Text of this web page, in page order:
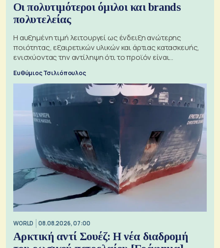
Οι πολυτιμότεροι όμιλοι και brands
πολυτελείας
Η αυξημένη τιμή λειτουργεί ως ένδειξη ανώτερης
ποιότητας, εξαιρετικών υλικών και άρτιας κατασκευής,
ενισχύοντας την αντίληψη ότι το προϊόν είναι
Ευθύμιος Τσιλιόπουλος
WORLD 08.08.2026, 07:00
Αρκτική αντί Σουέζ: Η νέα διαδρομή